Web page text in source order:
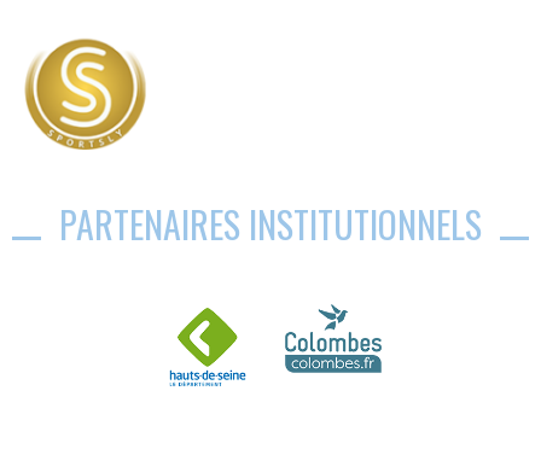
PARTENAIRES INSTITUTIONNELS